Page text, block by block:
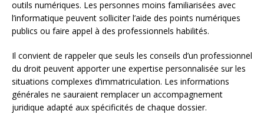
outils numériques. Les personnes moins familiarisées avec
l’informatique peuvent solliciter l’aide des points numériques
publics ou faire appel à des professionnels habilités.
Il convient de rappeler que seuls les conseils d’un professionnel
du droit peuvent apporter une expertise personnalisée sur les
situations complexes d’immatriculation. Les informations
générales ne sauraient remplacer un accompagnement
juridique adapté aux spécificités de chaque dossier.